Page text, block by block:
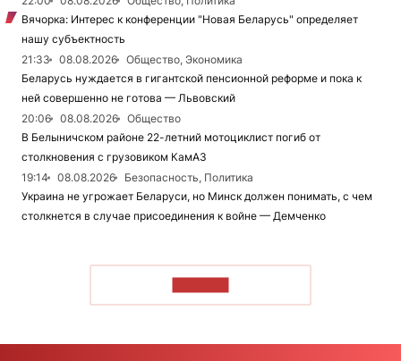
Вячорка: Интерес к конференции "Новая Беларусь" определяет
нашу субъектность
21:33
08.08.2026
Общество, Экономика
Беларусь нуждается в гигантской пенсионной реформе и пока к
ней совершенно не готова — Львовский
20:06
08.08.2026
Общество
В Белыничском районе 22-летний мотоциклист погиб от
столкновения с грузовиком КамАЗ
19:14
08.08.2026
Безопасность, Политика
Украина не угрожает Беларуси, но Минск должен понимать, с чем
столкнется в случае присоединения к войне — Демченко